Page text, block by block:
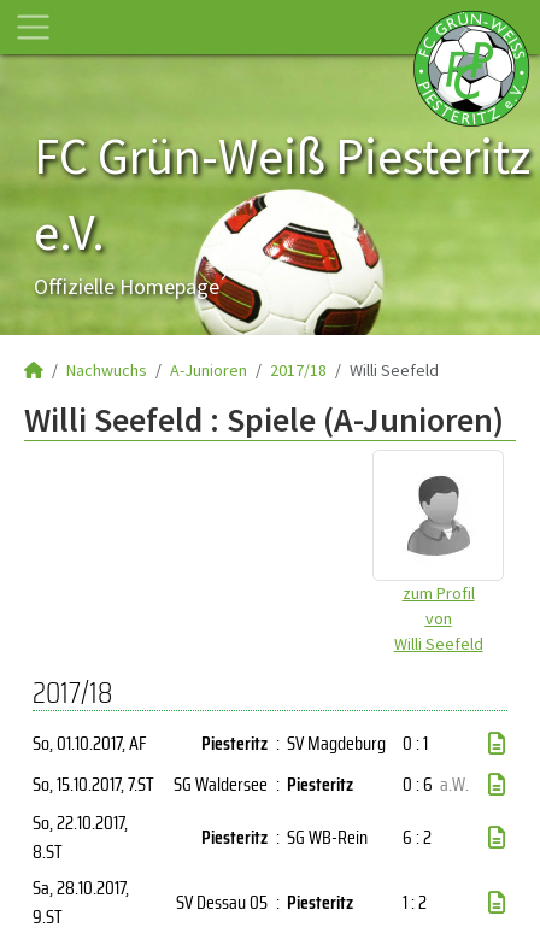
FC Grün-Weiß Piesteritz
e.V.
Offizielle Homepage
Nachwuchs A-Junioren 2017/18 Willi Seefeld
Willi Seefeld : Spiele (A-Junioren)
zum Profil
von
Willi Seefeld
2017/18
So, 01.10.2017, AF Piesteritz : SV Magdeburg 0 : 1
So, 15.10.2017, 7.ST SG Waldersee : Piesteritz 0 : 6 a.W.
So, 22.10.2017,
8.ST
Piesteritz : SG WB-Rein
6 : 2
Sa, 28.10.2017,
9.ST
SV Dessau 05 : Piesteritz
1 : 2